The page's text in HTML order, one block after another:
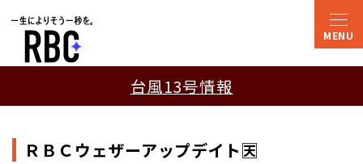
台風13号情報
ＲＢＣウェザーアップデイト🈗